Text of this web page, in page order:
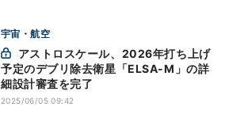
宇宙・航空
予定のデブリ除去衛星「ELSA-M」の詳
細設計審査を完了
2025/06/05 09:42